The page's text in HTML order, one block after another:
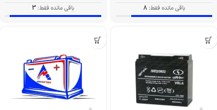
باقی مانده فقط: 8 باقی مانده فقط: 3